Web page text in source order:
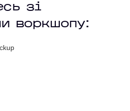
зі
воркшопу: